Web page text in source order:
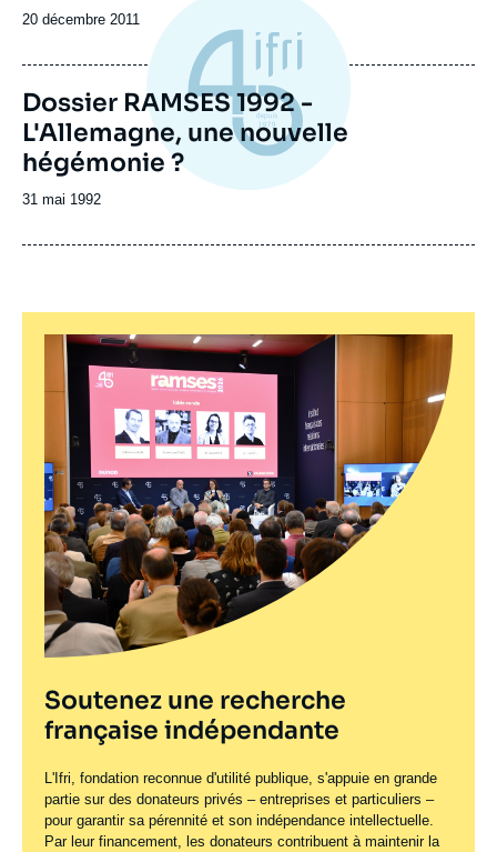
Date
publication
20 décembre 2011
Dossier RAMSES 1992 -
L'Allemagne, une nouvelle
hégémonie ?
Date
publication
31 mai 1992
Soutenez une recherche
française indépendante
L'Ifri, fondation reconnue d'utilité publique, s'appuie en grande
partie sur des donateurs privés – entreprises et particuliers –
pour garantir sa pérennité et son indépendance intellectuelle.
Par leur financement, les donateurs contribuent à maintenir la